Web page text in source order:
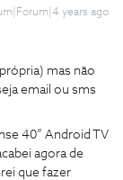
years ago
mas não
email ou sms
40” Android TV
agora de
que fazer